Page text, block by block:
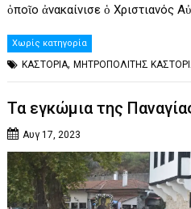
ὁποῖο ἀνακαίνισε ὁ Χριστιανός
Χωρίς κατηγορία
ΚΑΣΤΟΡΙΑ,ΜΗΤΡΟΠΟΛΙΤΗΣ
Τα εγκώμια της
Αυγ 17, 2023